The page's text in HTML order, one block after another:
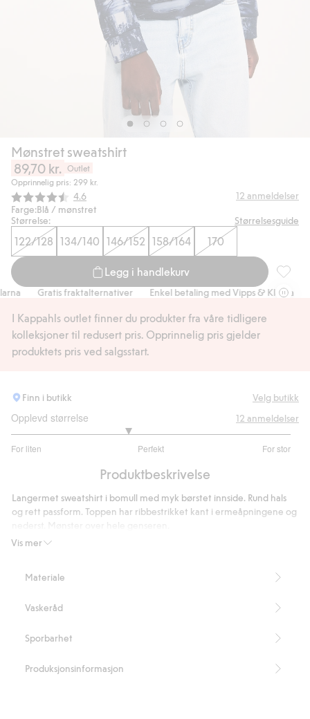
Mønstret sweatshirt
89,70 kr. Outlet
Opprinnelig pris: 299 kr.
Gjennomsnittskarakter:
4.6 12 anmeldelser
Farge:Blå / mønstret
Størrelse:
Størrelsesguide
122/128 134/140 146/152 158/164 170
Legg i handlekurv
Gratis fraktalternativer Enkel betaling med Vipps & Klarna
I Kappahls outlet finner du produkter fra våre tidligere
kolleksjoner til redusert pris. Opprinnelig pris gjelder
produktets pris ved salgsstart.
Finn i butikk Velg butikk
Opplevd størrelse
For liten Perfekt For stor
av
6
stemmer
12 anmeldelser
Produktbeskrivelse
Vis mer
Langermet sweatshirt i bomull med myk børstet innside. Rund hals
og rett passform. Toppen har ribbestrikket kant i ermeåpningene og
Artikkelnummer
Materiale
Vaskeråd
Sporbarhet
Produksjonsinformasjon